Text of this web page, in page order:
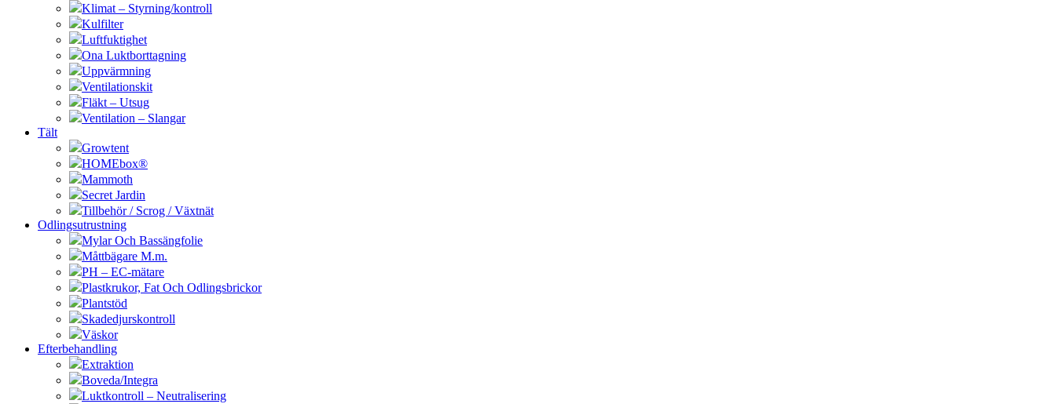
Klimat – Styrning/kontroll
Kulfilter
Luftfuktighet
Ona Luktborttagning
Uppvärmning
Ventilationskit
Fläkt – Utsug
Ventilation – Slangar
Tält
Growtent
HOMEbox®
Mammoth
Secret Jardin
Tillbehör / Scrog / Växtnät
Odlingsutrustning
Mylar Och Bassängfolie
Måttbägare M.m.
PH – EC-mätare
Plastkrukor, Fat Och Odlingsbrickor
Plantstöd
Skadedjurskontroll
Väskor
Efterbehandling
Extraktion
Boveda/Integra
Luktkontroll – Neutralisering